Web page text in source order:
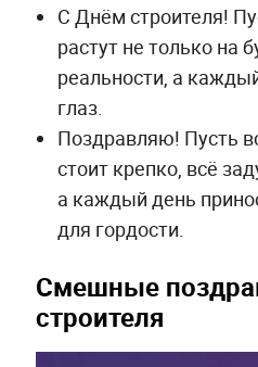
С Днём строителя!
растут не только на
реальности, а
глаз.
Поздравляю! Пусть
стоит крепко, всё
а каждый день
для гордости.
Смешные
строителя